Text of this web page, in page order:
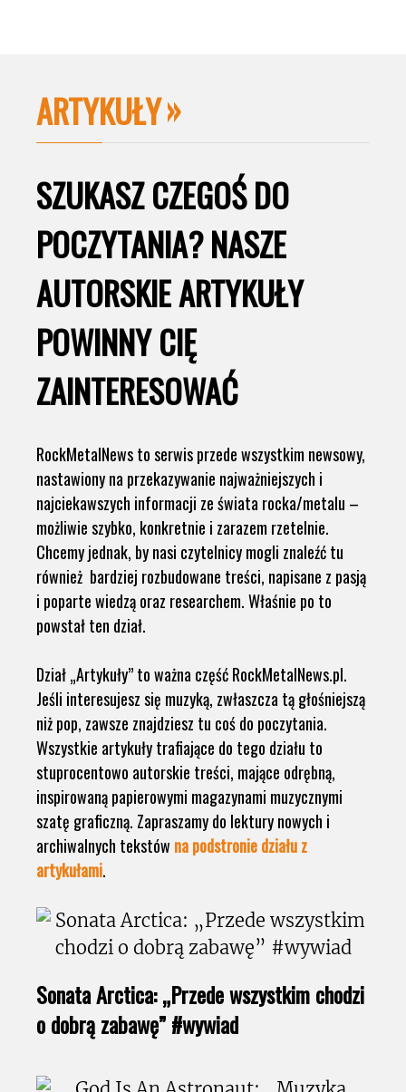
ARTYKUŁY
SZUKASZ CZEGOŚ DO
POCZYTANIA? NASZE
AUTORSKIE ARTYKUŁY
POWINNY CIĘ
ZAINTERESOWAĆ
RockMetalNews to serwis przede wszystkim newsowy,
nastawiony na przekazywanie najważniejszych i
najciekawszych informacji ze świata rocka/metalu –
możliwie szybko, konkretnie i zarazem rzetelnie.
Chcemy jednak, by nasi czytelnicy mogli znaleźć tu
również bardziej rozbudowane treści, napisane z pasją
i poparte wiedzą oraz researchem. Właśnie po to
powstał ten dział.
Dział „Artykuły” to ważna część RockMetalNews.pl.
Jeśli interesujesz się muzyką, zwłaszcza tą głośniejszą
niż pop, zawsze znajdziesz tu coś do poczytania.
Wszystkie artykuły trafiające do tego działu to
stuprocentowo autorskie treści, mające odrębną,
inspirowaną papierowymi magazynami muzycznymi
szatę graficzną. Zapraszamy do lektury nowych i
archiwalnych tekstów na podstronie działu z
artykułami.
Sonata Arctica: „Przede wszystkim chodzi
o dobrą zabawę” #wywiad